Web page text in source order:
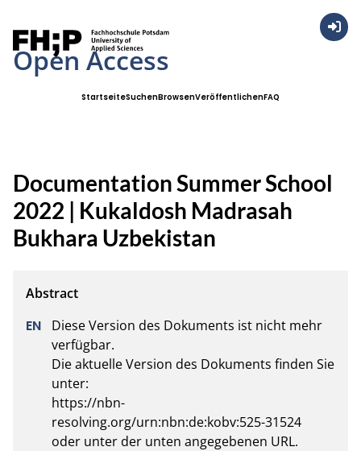
Open Access
StartseiteSuchenBrowsenVeröffentlichenFAQ
Documentation Summer School
2022 | Kukaldosh Madrasah
Bukhara Uzbekistan
Diese Version des Dokuments ist nicht mehr
verfügbar.
Die aktuelle Version des Dokuments finden Sie
unter:
https://nbn-
resolving.org/urn:nbn:de:kobv:525-31524
oder unter der unten angegebenen URL.